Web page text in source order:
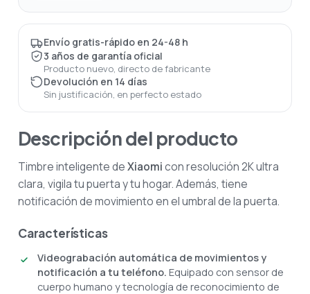
Envío gratis-rápido en 24-48 h
3 años de garantía oficial
Producto nuevo, directo de fabricante
Devolución en 14 días
Sin justificación, en perfecto estado
Descripción del producto
Timbre inteligente deXiaomicon resolución 2K ultra
clara, vigila tu puerta y tu hogar. Además, tiene
notificación de movimiento en el umbral de la puerta.
Características
Videograbación automática de movimientos y
notificación a tu teléfono. Equipado con sensor de
cuerpo humano y tecnología de reconocimiento de